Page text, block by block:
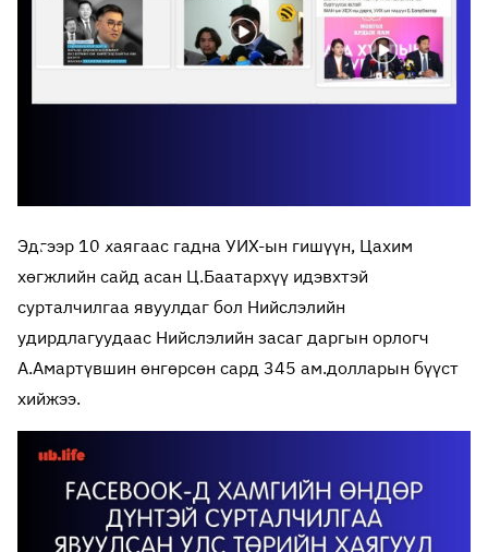
Эдгээр 10 хаягаас гадна УИХ-ын гишүүн, Цахим
хөгжлийн сайд асан Ц.Баатархүү идэвхтэй
сурталчилгаа явуулдаг бол Нийслэлийн
удирдлагуудаас Нийслэлийн засаг даргын орлогч
А.Амартүвшин өнгөрсөн сард 345 ам.долларын бүүст
хийжээ.